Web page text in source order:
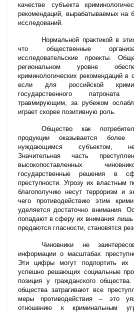
качестве субъекта
рекомендаций, вырабатываемых на
исследований.
Нормальной практикой в
что общественные
исследовательские проекты.
региональном уровне
криминологических рекомендаций в
если для российской
государственного
травмирующим, за рубежом
играет скорее позитивную роль.
Общество как
продукции оказывается
нуждающимся субъектом,
Значительная часть
высокопоставленных
государственные решения в
преступности. Угрозу их властным
благополучию несут терроризм и
чего противодействию этим
уделяется достаточно внимания.
попадают в сферу их внимания
предаются гласности, становятся
Чиновники не
информации о масштабах
Эти цифры могут подпортить их
успешно решающих социальные
позиция у гражданского
общества затрагивают все
меры противодействия – это
отношению к криминальным